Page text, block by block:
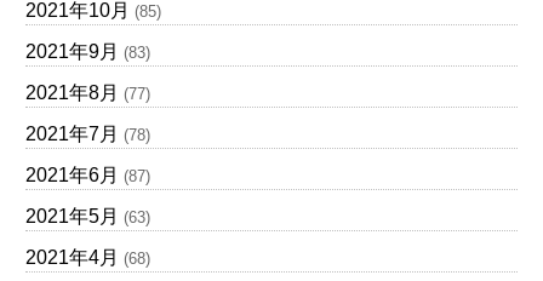
2021年10月 (85)
2021年9月 (83)
2021年8月 (77)
2021年7月 (78)
2021年6月 (87)
2021年5月 (63)
2021年4月 (68)